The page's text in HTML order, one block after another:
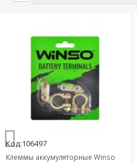
Код:106497
Клеммы аккумуляторные Winso